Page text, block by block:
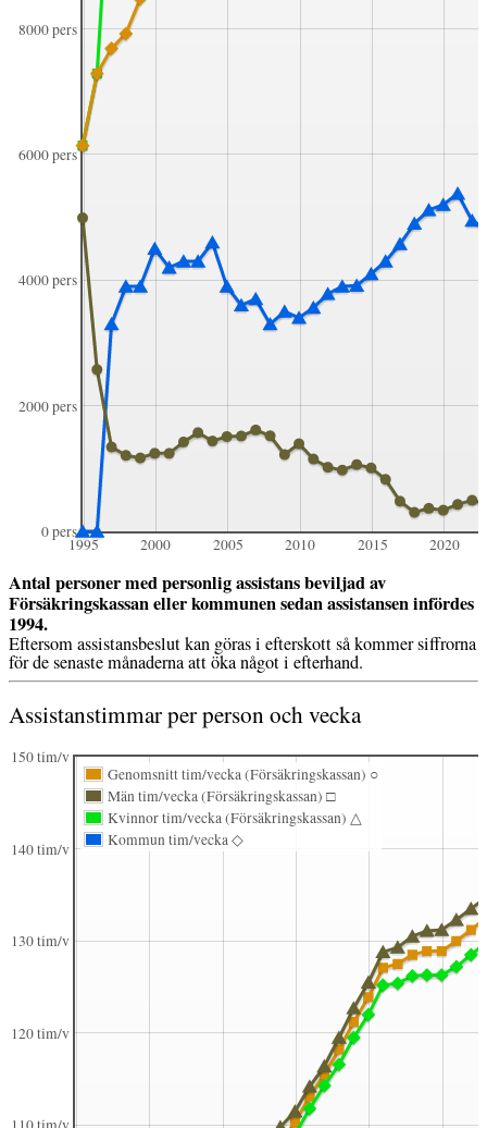
1995 2000 2005 2010 2015 2020
0 pers
2000 pers
4000 pers
6000 pers
8000 pers
Antal personer med personlig assistans beviljad av
Försäkringskassan eller kommunen sedan assistansen infördes
1994.
Eftersom assistansbeslut kan göras i efterskott så kommer siffrorna
för de senaste månaderna att öka något i efterhand.
Assistanstimmar per person och vecka
120 tim/v
130 tim/v
140 tim/v
150 tim/v
Genomsnitt tim/vecka (Försäkringskassan) ○
Män tim/vecka (Försäkringskassan) □
Kvinnor tim/vecka (Försäkringskassan) △
Kommun tim/vecka ◇